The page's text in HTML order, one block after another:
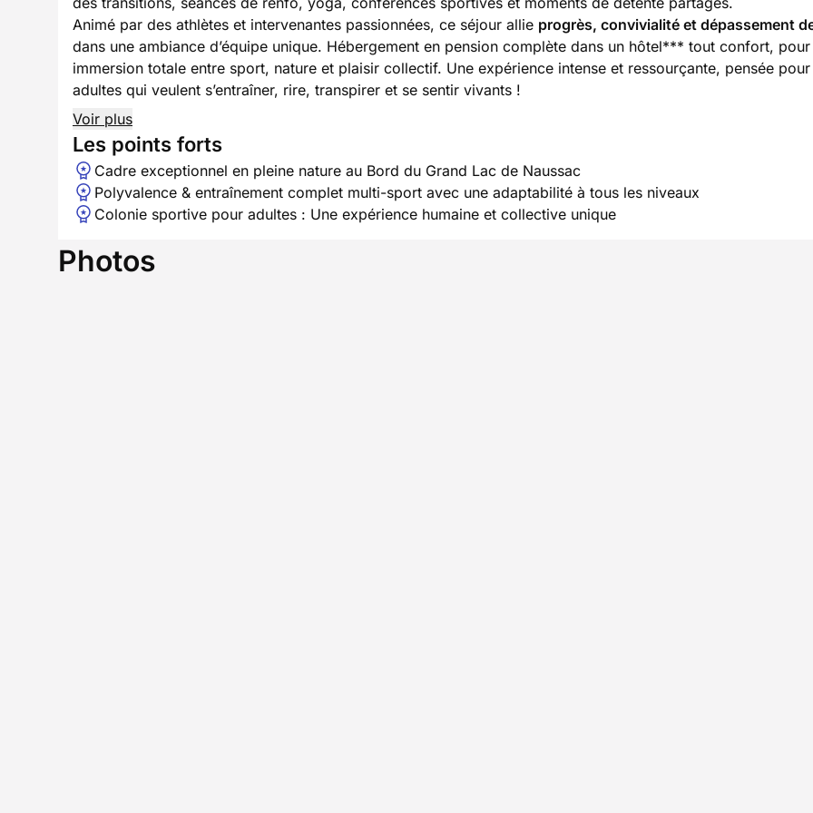
Animé par des athlètes et intervenantes passionnées, ce séjour allie progrès, convivialité et dépassement
dans une ambiance d’équipe unique. Hébergement en pension complète dans un hôtel*** tout confort, pour
immersion totale entre sport, nature et plaisir collectif. Une expérience intense et ressourçante, pensée
adultes qui veulent s’entraîner, rire, transpirer et se sentir vivants !
Voir plus
Les points forts
Cadre exceptionnel en pleine nature au Bord du Grand Lac de Naussac
Polyvalence & entraînement complet multi-sport avec une adaptabilité à tous les niveaux
Colonie sportive pour adultes : Une expérience humaine et collective unique
Photos